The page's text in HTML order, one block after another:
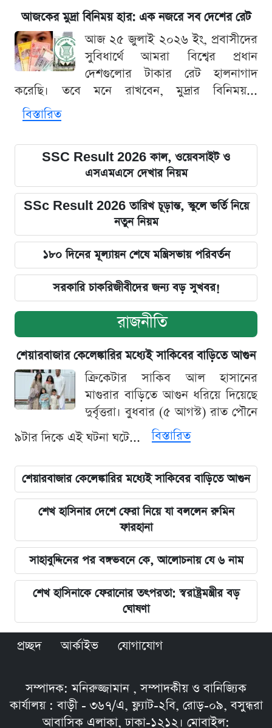
আজকের মুদ্রা বিনিময় হার: এক নজরে সব দেশের রেট
আজ ২৫ জুলাই ২০২৬ ইং, প্রবাসীদের
সুবিধার্থে আমরা বিশ্বের প্রধান
দেশগুলোর টাকার রেট হালনাগাদ
করেছি। তবে মনে রাখবেন, মুদ্রার বিনিময়...
বিস্তারিত
SSC Result 2026 কাল, ওয়েবসাইট ও
এসএমএসে দেখার নিয়ম
SSc Result 2026 তারিখ চূড়ান্ত, স্কুলে ভর্তি নিয়ে
নতুন নিয়ম
১৮০ দিনের মূল্যায়ন শেষে মন্ত্রিসভায় পরিবর্তন
সরকারি চাকরিজীবীদের জন্য বড় সুখবর!
রাজনীতি
শেয়ারবাজার কেলেঙ্কারির মধ্যেই সাকিবের বাড়িতে আগুন
ক্রিকেটার সাকিব আল হাসানের
মাগুরার বাড়িতে আগুন ধরিয়ে দিয়েছে
দুর্বৃত্তরা। বুধবার (৫ আগস্ট) রাত পৌনে
৯টার দিকে এই ঘটনা ঘটে...
বিস্তারিত
শেয়ারবাজার কেলেঙ্কারির মধ্যেই সাকিবের বাড়িতে আগুন
শেখ হাসিনার দেশে ফেরা নিয়ে যা বললেন রুমিন
ফারহানা
সাহাবুদ্দিনের পর বঙ্গভবনে কে, আলোচনায় যে ৬ নাম
শেখ হাসিনাকে ফেরানোর তৎপরতা: স্বরাষ্ট্রমন্ত্রীর বড়
ঘোষণা
প্রচ্ছদ আর্কাইভ যোগাযোগ
সম্পাদক: মনিরুজ্জামান , সম্পাদকীয় ও বানিজ্যিক
কার্যালয় : বাড়ী - ৩৬৭/এ, ফ্ল্যাট-২বি, রোড়-০৯, বসুন্ধরা
আবাসিক এলাকা, ঢাকা-১২১২। মোবাইল: